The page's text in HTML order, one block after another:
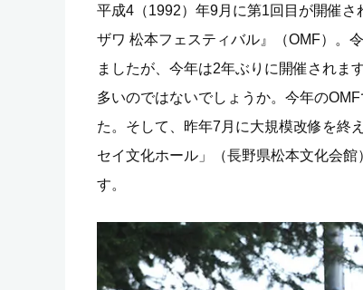
平成4（1992）年9月に第1回目が開催
ザワ 松本フェスティバル』（OMF）。
ましたが、今年は2年ぶりに開催されま
多いのではないでしょうか。今年の
た。そして、昨年7月に大規模改修を終
セイ文化ホール」（長野県松本文化会
す。